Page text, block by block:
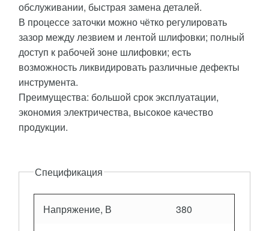
обслуживании, быстрая замена деталей.
В процессе заточки можно чётко регулировать
зазор между лезвием и лентой шлифовки; полный
доступ к рабочей зоне шлифовки; есть
возможность ликвидировать различные дефекты
инструмента.
Преимущества: большой срок эксплуатации,
экономия электричества, высокое качество
продукции.
Описание
Спецификация
Напряжение, В 380